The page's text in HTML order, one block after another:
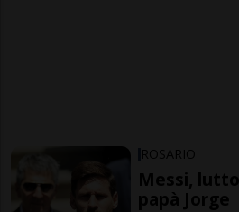
ROSARIO
Messi,
papà Jorge